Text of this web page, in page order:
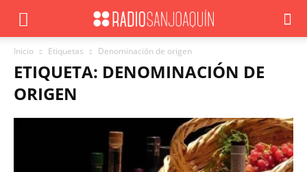
Inicio Etiquetas Denominación de origen
ETIQUETA: DENOMINACIÓN DE
ORIGEN